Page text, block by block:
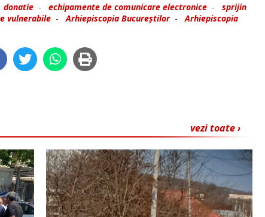
donatie - echipamente de comunicare electronice - sprijin
vulnerabile -Arhiepiscopia Bucureștilor-Arhiepiscopia
vezi toate ›